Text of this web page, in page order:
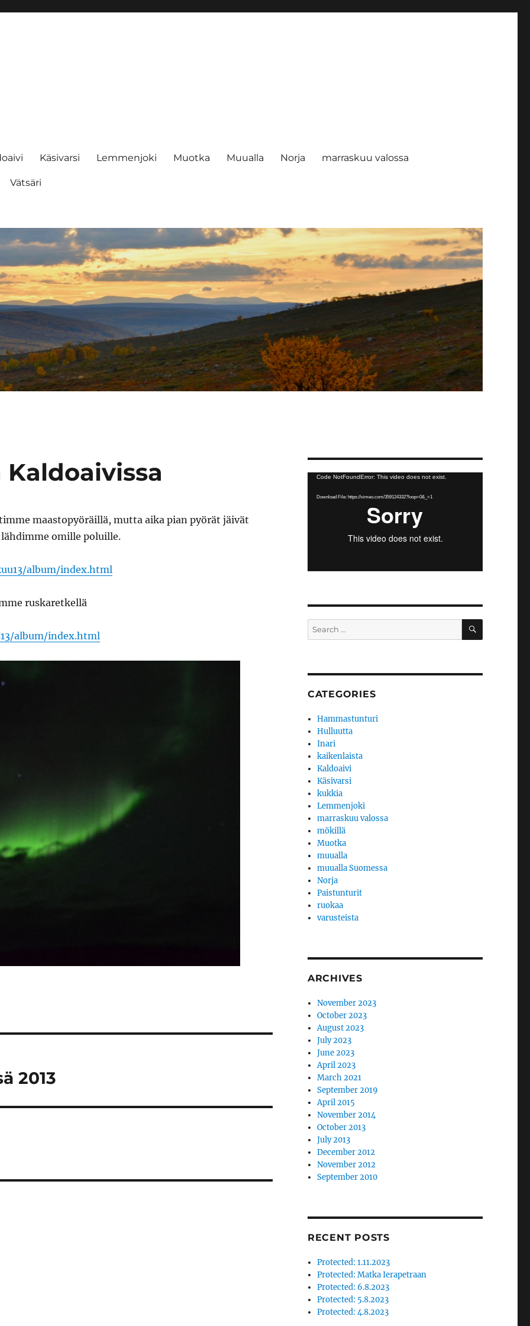
Käsivarsi Lemmenjoki Muotka Muualla Norja marraskuu valossa
Vätsäri
maastopyöräillä, mutta aika pian pyörät jäivät
omille poluille.
album/index.html
ruskaretkellä
album/index.html
2013
Video
Code NotFoundError: This video does not exist.
Download File: https://vimeo.com/359124332?loop=0&_=1
Search
for:
SEARCH
CATEGORIES
Hammastunturi
Hulluutta
Inari
kaikenlaista
Kaldoaivi
Käsivarsi
kukkia
Lemmenjoki
marraskuu valossa
mökillä
Muotka
muualla
muualla Suomessa
Norja
Paistunturit
ruokaa
varusteista
ARCHIVES
November 2023
October 2023
August 2023
July 2023
June 2023
April 2023
March 2021
September 2019
April 2015
November 2014
October 2013
July 2013
December 2012
November 2012
September 2010
RECENT POSTS
Protected: 1.11.2023
Protected: Matka Ierapetraan
Protected: 6.8.2023
Protected: 5.8.2023
Protected: 4.8.2023